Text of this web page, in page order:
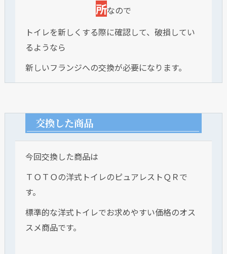
所なので
トイレを新しくする際に確認して、破損してい
るようなら
新しいフランジへの交換が必要になります。
交換した商品
今回交換した商品は
ＴＯＴＯの洋式トイレのピュアレストＱＲで
す。
標準的な洋式トイレでお求めやすい価格のオス
スメ商品です。